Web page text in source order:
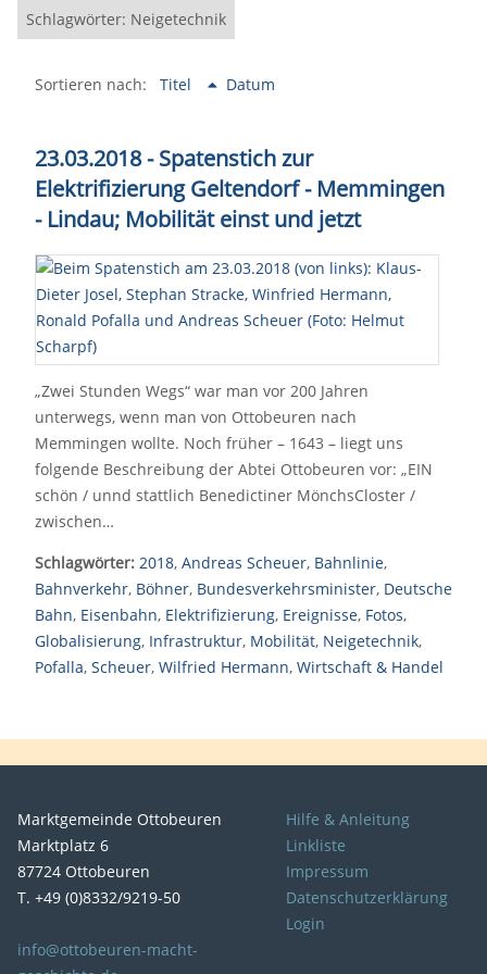
Schlagwörter: Neigetechnik
Sortieren nach: Titel Datum
23.03.2018 - Spatenstich zur
Elektrifizierung Geltendorf - Memmingen
- Lindau; Mobilität einst und jetzt
„Zwei Stunden Wegs“ war man vor 200 Jahren
unterwegs, wenn man von Ottobeuren nach
Memmingen wollte. Noch früher – 1643 – liegt uns
folgende Beschreibung der Abtei Ottobeuren vor: „EIN
schön / unnd stattlich Benedictiner MönchsCloster /
zwischen…
Schlagwörter: 2018, Andreas Scheuer, Bahnlinie,
Bahnverkehr, Böhner, Bundesverkehrsminister, Deutsche
Bahn, Eisenbahn, Elektrifizierung, Ereignisse, Fotos,
Globalisierung, Infrastruktur, Mobilität, Neigetechnik,
Pofalla, Scheuer, Wilfried Hermann, Wirtschaft & Handel
Marktgemeinde Ottobeuren
Marktplatz 6
87724 Ottobeuren
T. +49 (0)8332/9219-50
info@ottobeuren-macht-
Hilfe & Anleitung
Linkliste
Impressum
Datenschutzerklärung
Login